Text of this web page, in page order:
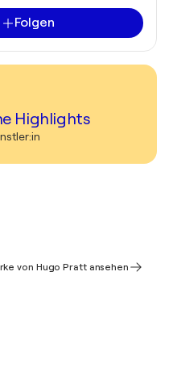
Folgen
Highlights
von Hugo Pratt ansehen